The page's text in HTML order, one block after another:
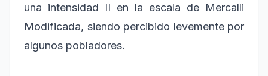
una intensidad II en la escala de Mercalli
Modificada, siendo percibido levemente por
algunos pobladores.